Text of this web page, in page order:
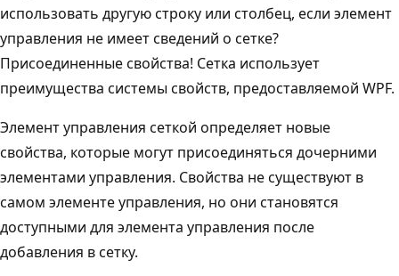
использовать другую строку или столбец, если элемент
управления не имеет сведений о сетке?
Присоединенные свойства! Сетка использует
преимущества системы свойств, предоставляемой WPF.
Элемент управления сеткой определяет новые
свойства, которые могут присоединяться дочерними
элементами управления. Свойства не существуют в
самом элементе управления, но они становятся
доступными для элемента управления после
добавления в сетку.